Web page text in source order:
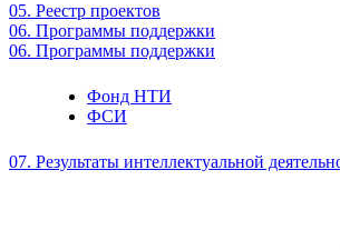
05. Реестр проектов
06. Программы поддержки
06. Программы поддержки
Фонд НТИ
ФСИ
07. Результаты интеллектуальной